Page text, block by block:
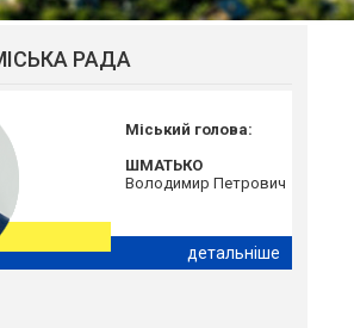
РАДА
Міський голова:
ШМАТЬКО
Володимир Петрович
детальніше